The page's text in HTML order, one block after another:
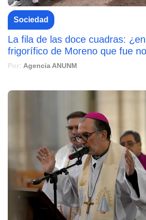
Sociedad
La fila de las doce cuadras:
frigorífico de Moreno que fue
Por: Agencia ANUNM